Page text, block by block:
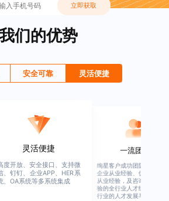
立即获取
们的优势
安全可靠 灵活便捷
灵活便捷
度开放、安全接口、支持微
、钉钉、企业APP、HER系
、OA系统等多系统集成
一流团队
绚星客户成功团队，由有多
企业从业经验、优秀培训机
从业经验，及咨询公司从业
验的全行业人才组成，涉猎
行业的人才发展与培养模块